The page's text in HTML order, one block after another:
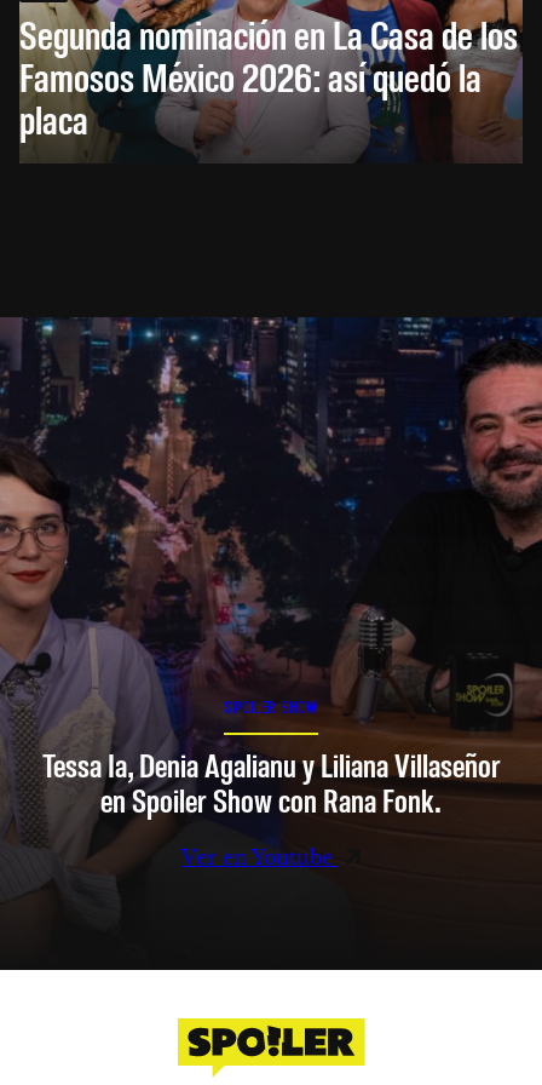
Segunda nominación en La Casa de los
Famosos México 2026: así quedó la
placa
SPOILER SHOW
Tessa Ia, Denia Agalianu y Liliana Villaseñor
en Spoiler Show con Rana Fonk.
Ver en Youtube